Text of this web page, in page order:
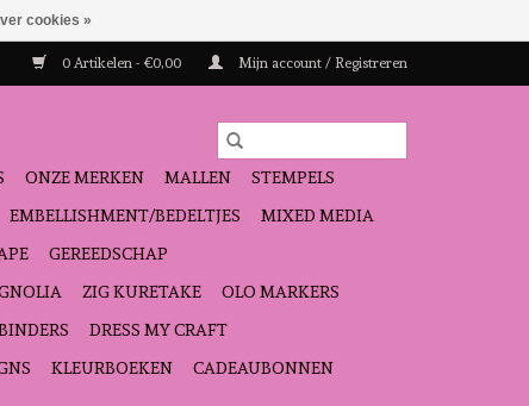
0 Artikelen - €0,00 Mijn account / Registreren
ONZE MERKEN MALLEN
STEMPELS
EMBELLISHMENT/BEDELTJES
MIXED MEDIA
GEREEDSCHAP
ZIG KURETAKE
OLO MARKERS
DRESS MY CRAFT
KLEURBOEKEN CADEAUBONNEN
cookies »